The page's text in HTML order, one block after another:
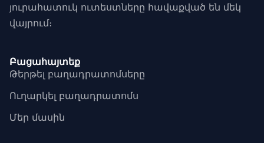
յուրահատուկ ուտեստները հավաքված են մեկ
վայրում։
Բացահայտեք
Թերթել բաղադրատոմսերը
Ուղարկել բաղադրատոմս
Մեր մասին